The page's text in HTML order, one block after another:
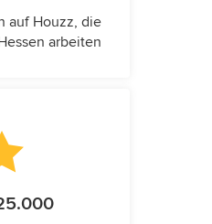
auf Houzz, die
arbeiten